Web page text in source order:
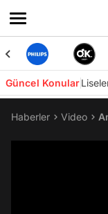
Güncel Konular
Haberler Video